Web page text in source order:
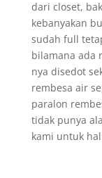
dari closet,
kebanyakan
sudah full
bilamana ada
nya disedot
rembesa air
paralon
tidak punya
kami untuk